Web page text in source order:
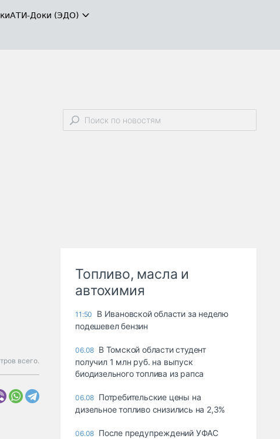
АТИ-Доки (ЭДО)
всего.
Топливо, масла и
автохимия
11:50
В Ивановской области за неделю
подешевел бензин
06.08 В Томской области студент
получил 1 млн руб. на выпуск
биодизельного топлива из рапса
06.08 Потребительские цены на
дизельное топливо снизились на 2,3%
06.08 После предупреждений УФАС